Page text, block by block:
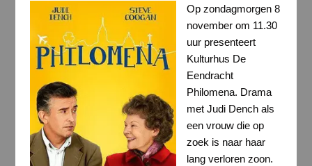
Op zondagmorgen 8
november om 11.30
uur presenteert
Kulturhus De
Eendracht
Philomena. Drama
met Judi Dench als
een vrouw die op
zoek is naar haar
lang verloren zoon.